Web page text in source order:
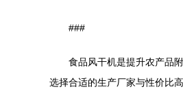
###
食品风干机是提升农产品
选择合适的生产厂家与性价比